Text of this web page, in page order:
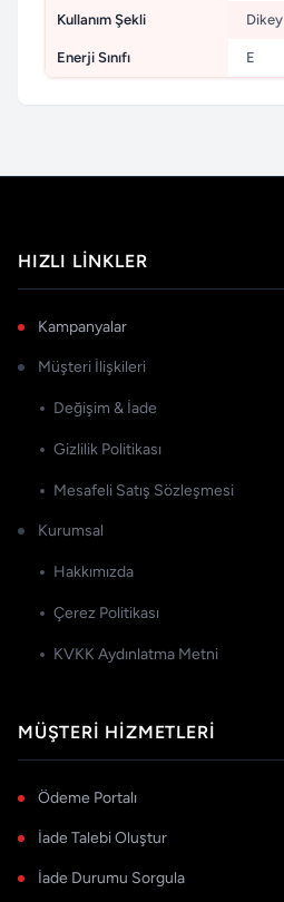
Kullanım Şekli Dikey
Enerji Sınıfı E
HIZLI LINKLER
Kampanyalar
Müşteri İlişkileri
Değişim & İade
Gizlilik Politikası
Mesafeli Satış Sözleşmesi
Kurumsal
Hakkımızda
Çerez Politikası
KVKK Aydınlatma Metni
MÜŞTERI HIZMETLERI
Ödeme Portalı
İade Talebi Oluştur
İade Durumu Sorgula